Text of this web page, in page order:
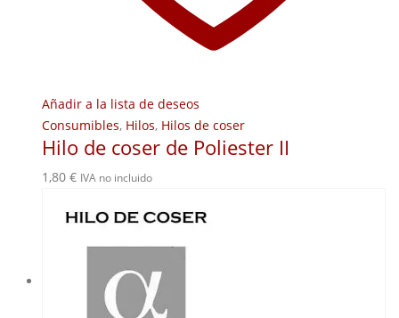
Añadir a la lista de deseos
Consumibles, Hilos, Hilos de coser
Hilo de coser de Poliester II
1,80 € IVA no incluido